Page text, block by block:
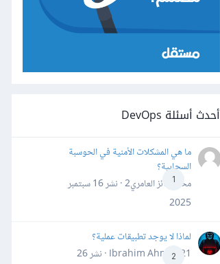
أحدث أسئلة DevOps
1
ما هي المشكلات الأمنية في الحوسبة
السحابية؟
محمد فائز العامري2 · نشر
16 سبتمبر
2025
2
لماذا لا يوجد تطبيقات عملية؟
Ibrahim Ahmed21 · نشر
26